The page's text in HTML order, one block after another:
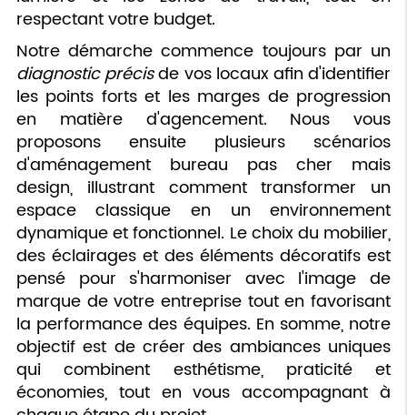
respectant votre budget.
Notre démarche commence toujours par un
diagnostic précisde vos locaux afin d'identifier
les points forts et les marges de progression
en matière d'agencement. Nous vous
proposons ensuite plusieurs scénarios
d'aménagement bureau pas cher mais
design, illustrant comment transformer un
espace classique en un environnement
dynamique et fonctionnel. Le choix du mobilier,
des éclairages et des éléments décoratifs est
pensé pour s'harmoniser avec l'image de
marque de votre entreprise tout en favorisant
la performance des équipes. En somme, notre
objectif est de créer des ambiances uniques
qui combinent esthétisme, praticité et
économies, tout en vous accompagnant à